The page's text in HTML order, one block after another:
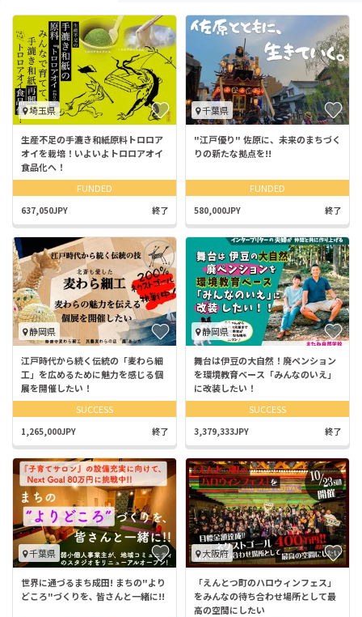
埼玉県
生産不足の手漉き和紙原料トロロア
オイを栽培！いよいよトロロアオイ
食品化へ！
FUNDED
637,050JPY 終了
千葉県
"江戸優り" 佐原に、未来のまちづく
りの新たな拠点を!!
FUNDED
580,000JPY 終了
静岡県
江戸時代から続く伝統の「麦わら細
工」を広めるために魅力を感じる個
展を開催したい！
SUCCESS
1,265,000JPY 終了
静岡県
舞台は伊豆の大自然！廃ペンション
を環境教育ベース「みんなのいえ」
に改装したい！
SUCCESS
3,379,333JPY 終了
千葉県
世界に通づるまち成田! まちの"より
どころ"づくりを､ 皆さんと一緒に!!
大阪府
「えんとつ町のハロウィンフェス」
をみんなの待ち合わせ場所として最
高の空間にしたい